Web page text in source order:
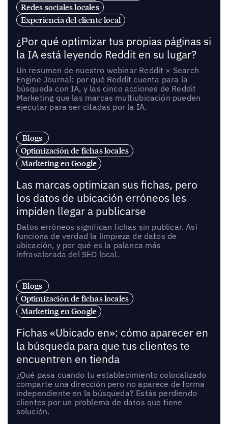
Redes sociales locales
Experiencia del cliente local
¿Por qué optimizar tus propias páginas si
la IA está leyendo Reddit en su lugar?
Un resumen de nuestro webinar Reddit × Search
Engine Journal: por qué Reddit cuenta para la
búsqueda con IA, y las cinco acciones de Reddit
Marketing que las marcas multiubicación pueden
ejecutar para ser citadas por la IA.
Blogs
Optimización de fichas locales
Marketing en Google
Las marcas optimizan sus fichas, pero
los datos de ubicación erróneos les
impiden llegar a publicarse
Datos erróneos significan fichas sin publicar. Así
funciona de verdad la limpieza de datos de
ubicación, y por qué es la palanca más
infravalorada del SEO local.
Blogs
Optimización de fichas locales
Marketing en Google
Fichas «Ubicado en»: cómo aparecer en
la búsqueda para que tus clientes te
encuentren en tienda
¿Qué pasa cuando tu establecimiento colocalizado
comparte una dirección pero no aparece de forma
independiente en la búsqueda? Estás perdiendo
clientes por un problema de datos que tiene
solución.